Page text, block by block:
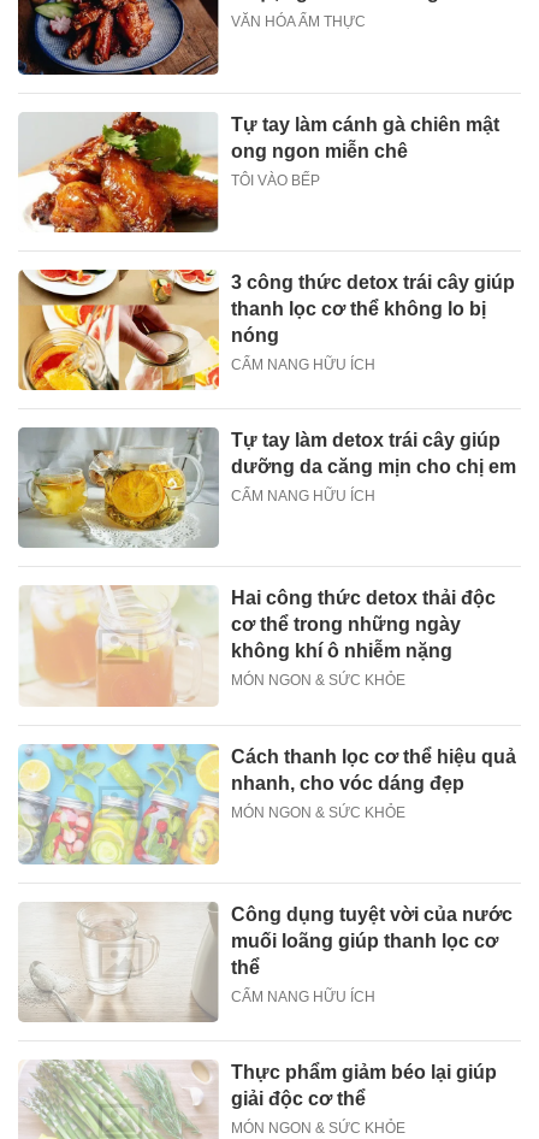
VĂN HÓA ẨM THỰC
Tự tay làm cánh gà chiên mật
ong ngon miễn chê
TÔI VÀO BẾP
3 công thức detox trái cây giúp
thanh lọc cơ thể không lo bị
nóng
CẨM NANG HỮU ÍCH
Tự tay làm detox trái cây giúp
dưỡng da căng mịn cho chị em
CẨM NANG HỮU ÍCH
Hai công thức detox thải độc
cơ thể trong những ngày
không khí ô nhiễm nặng
MÓN NGON & SỨC KHỎE
Cách thanh lọc cơ thể hiệu quả
nhanh, cho vóc dáng đẹp
MÓN NGON & SỨC KHỎE
Công dụng tuyệt vời của nước
muối loãng giúp thanh lọc cơ
thể
CẨM NANG HỮU ÍCH
Thực phẩm giảm béo lại giúp
giải độc cơ thể
MÓN NGON & SỨC KHỎE